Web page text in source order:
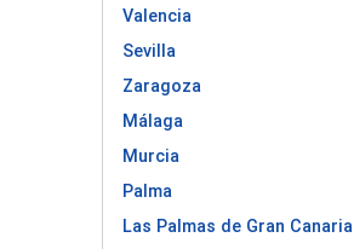
Valencia
Sevilla
Zaragoza
Málaga
Murcia
Palma
Las Palmas de Gran Canaria